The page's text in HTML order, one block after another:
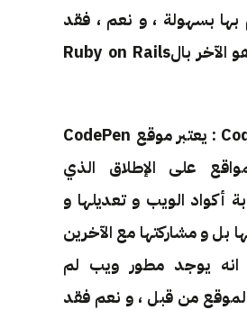
بها بسهولة ، و نعم ، فقد
تمت برمجته هو الآخر بالRuby on Rails
- موقع CodePen : يعتبر موقع CodePen
على الإطلاق الذي
أكواد الويب و تعديلها و
بل و مشاركتها مع الآخرين
انه يوجد مطور ويب لم
من قبل ، و نعم فقد